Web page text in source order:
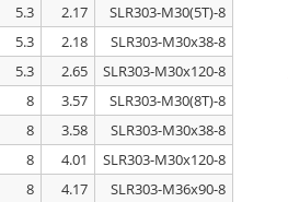
8-SLR303-M30(5T)
2.17
5.3
8-SLR303-M30x38
2.18
5.3
8-SLR303-M30x120
2.65
5.3
8-SLR303-M30(8T)
3.57
8
8-SLR303-M30x38
3.58
8
8-SLR303-M30x120
4.01
8
8-SLR303-M36x90
4.17
8